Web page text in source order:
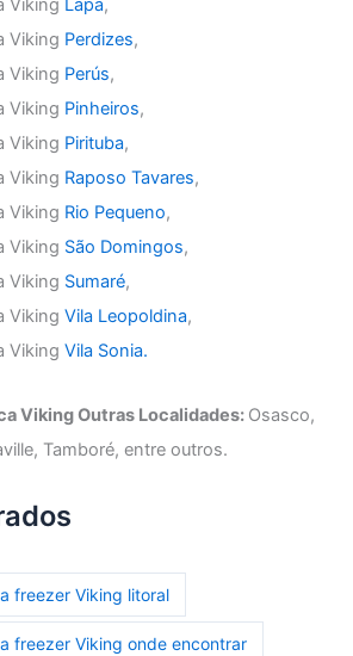
Viking Lapa,
Viking Perdizes,
Viking Perús,
Viking Pinheiros,
Viking Pirituba,
Viking Raposo Tavares,
Viking Rio Pequeno,
Viking São Domingos,
Viking Sumaré,
VikingVila Leopoldina,
VikingVila Sonia.
Viking Outras Localidades: Osasco,
Tamboré, entre outros.
freezer Viking litoral
freezer Viking onde encontrar